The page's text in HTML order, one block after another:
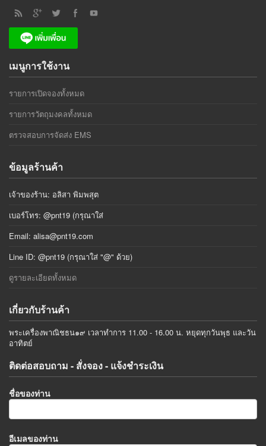
เมนูการใช้งาน
รายการเปิดจองทั้งหมด
รายการวัตถุมงคลทั้งหมด
ตรวจสอบการจัดส่ง EMS
ข้อมูลร้านค้า
เจ้าของร้าน: อลิสา พิมพสุต
เบอร์โทร: @pnt19 (กรุณาใส่
Email: alisa@pnt19.com
Line ID: @pnt19 (กรุณาใส่ "@" ด้วย)
ดูรายละเอียดทั้งหมด
เกี่ยวกับร้านค้า
พระเครื่องพาณิชธน๑๙ เวลาทำการ 11.00 - 16.00 น. หยุดทุกวันพุธ และวัน
อาทิตย์
ติดต่อสอบถาม - สั่งจอง - แจ้งชำระเงิน
ชื่อของท่าน
อีเมลของท่าน